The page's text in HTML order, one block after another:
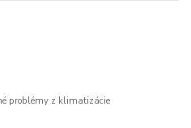
problémy z klimatizácie